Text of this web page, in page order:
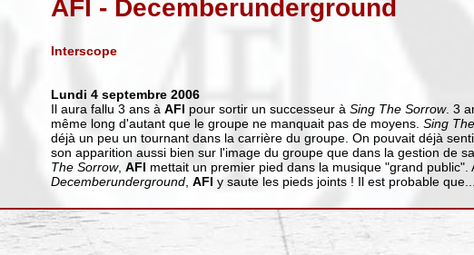
AFI - Decemberunderground
Interscope
Lundi 4 septembre 2006
Il aura fallu 3 ans à AFI pour sortir un successeur à Sing The Sorrow. 3
même long d'autant que le groupe ne manquait pas de moyens. Sing
déjà un peu un tournant dans la carrière du groupe. On pouvait déjà
son apparition aussi bien sur l'image du groupe que dans la gestion de
The Sorrow, AFI mettait un premier pied dans la musique "grand public".
Decemberunderground, AFI y saute les pieds joints ! Il est probable que...